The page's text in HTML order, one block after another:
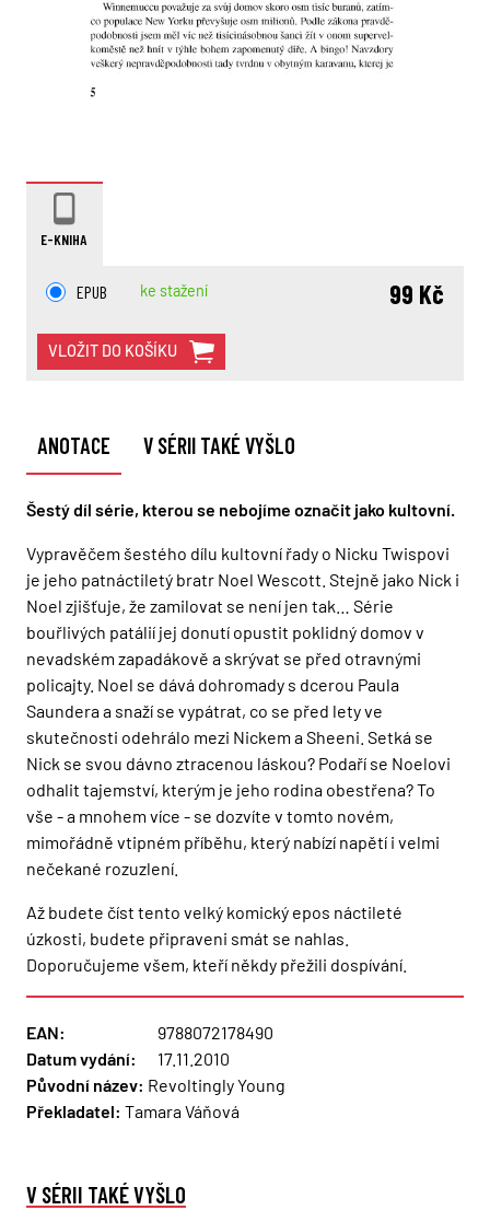
E-KNIHA
EPUB ke stažení 99 Kč
VLOŽIT DO KOŠÍKU
ANOTACE V SÉRII TAKÉ VYŠLO
Šestý díl série, kterou se nebojíme označit jako kultovní.
Vypravěčem šestého dílu kultovní řady o Nicku Twispovi
je jeho patnáctiletý bratr Noel Wescott. Stejně jako Nick i
Noel zjišťuje, že zamilovat se není jen tak… Série
bouřlivých patálií jej donutí opustit poklidný domov v
nevadském zapadákově a skrývat se před otravnými
policajty. Noel se dává dohromady s dcerou Paula
Saundera a snaží se vypátrat, co se před lety ve
skutečnosti odehrálo mezi Nickem a Sheeni. Setká se
Nick se svou dávno ztracenou láskou? Podaří se Noelovi
odhalit tajemství, kterým je jeho rodina obestřena? To
vše - a mnohem více - se dozvíte v tomto novém,
mimořádně vtipném příběhu, který nabízí napětí i velmi
nečekané rozuzlení.
Až budete číst tento velký komický epos náctileté
úzkosti, budete připraveni smát se nahlas.
Doporučujeme všem, kteří někdy přežili dospívání.
EAN:
9788072178490
Datum vydání:
17.11.2010
Původní název: Revoltingly Young
Překladatel: Tamara Váňová
V SÉRII TAKÉ VYŠLO